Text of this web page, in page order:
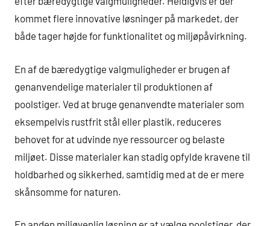
kommet flere innovative løsninger på markedet, der
både tager højde for funktionalitet og miljøpåvirkning.
En af de bæredygtige valgmuligheder er brugen af
genanvendelige materialer til produktionen af
poolstiger. Ved at bruge genanvendte materialer som
eksempelvis rustfrit stål eller plastik, reduceres
behovet for at udvinde nye ressourcer og belaste
miljøet. Disse materialer kan stadig opfylde kravene til
holdbarhed og sikkerhed, samtidig med at de er mere
skånsomme for naturen.